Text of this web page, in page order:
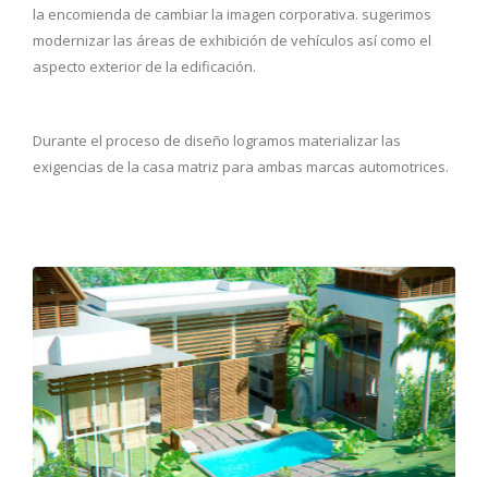
la encomienda de cambiar la imagen corporativa. sugerimos
modernizar las áreas de exhibición de vehículos así como el
aspecto exterior de la edificación.
Durante el proceso de diseño logramos materializar las
exigencias de la casa matriz para ambas marcas automotrices.